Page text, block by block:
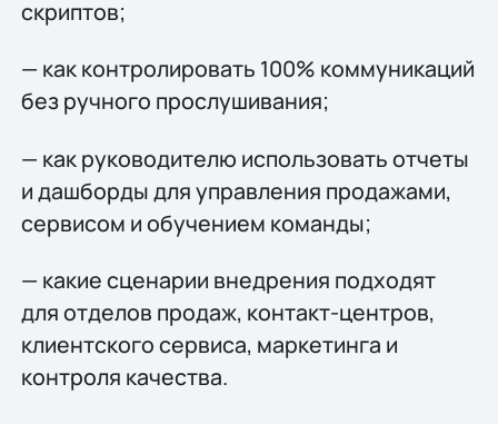
скриптов;
— как контролировать 100% коммуникаций
без ручного прослушивания;
— как руководителю использовать отчеты
и дашборды для управления продажами,
сервисом и обучением команды;
— какие сценарии внедрения подходят
для отделов продаж, контакт-центров,
клиентского сервиса, маркетинга и
контроля качества.